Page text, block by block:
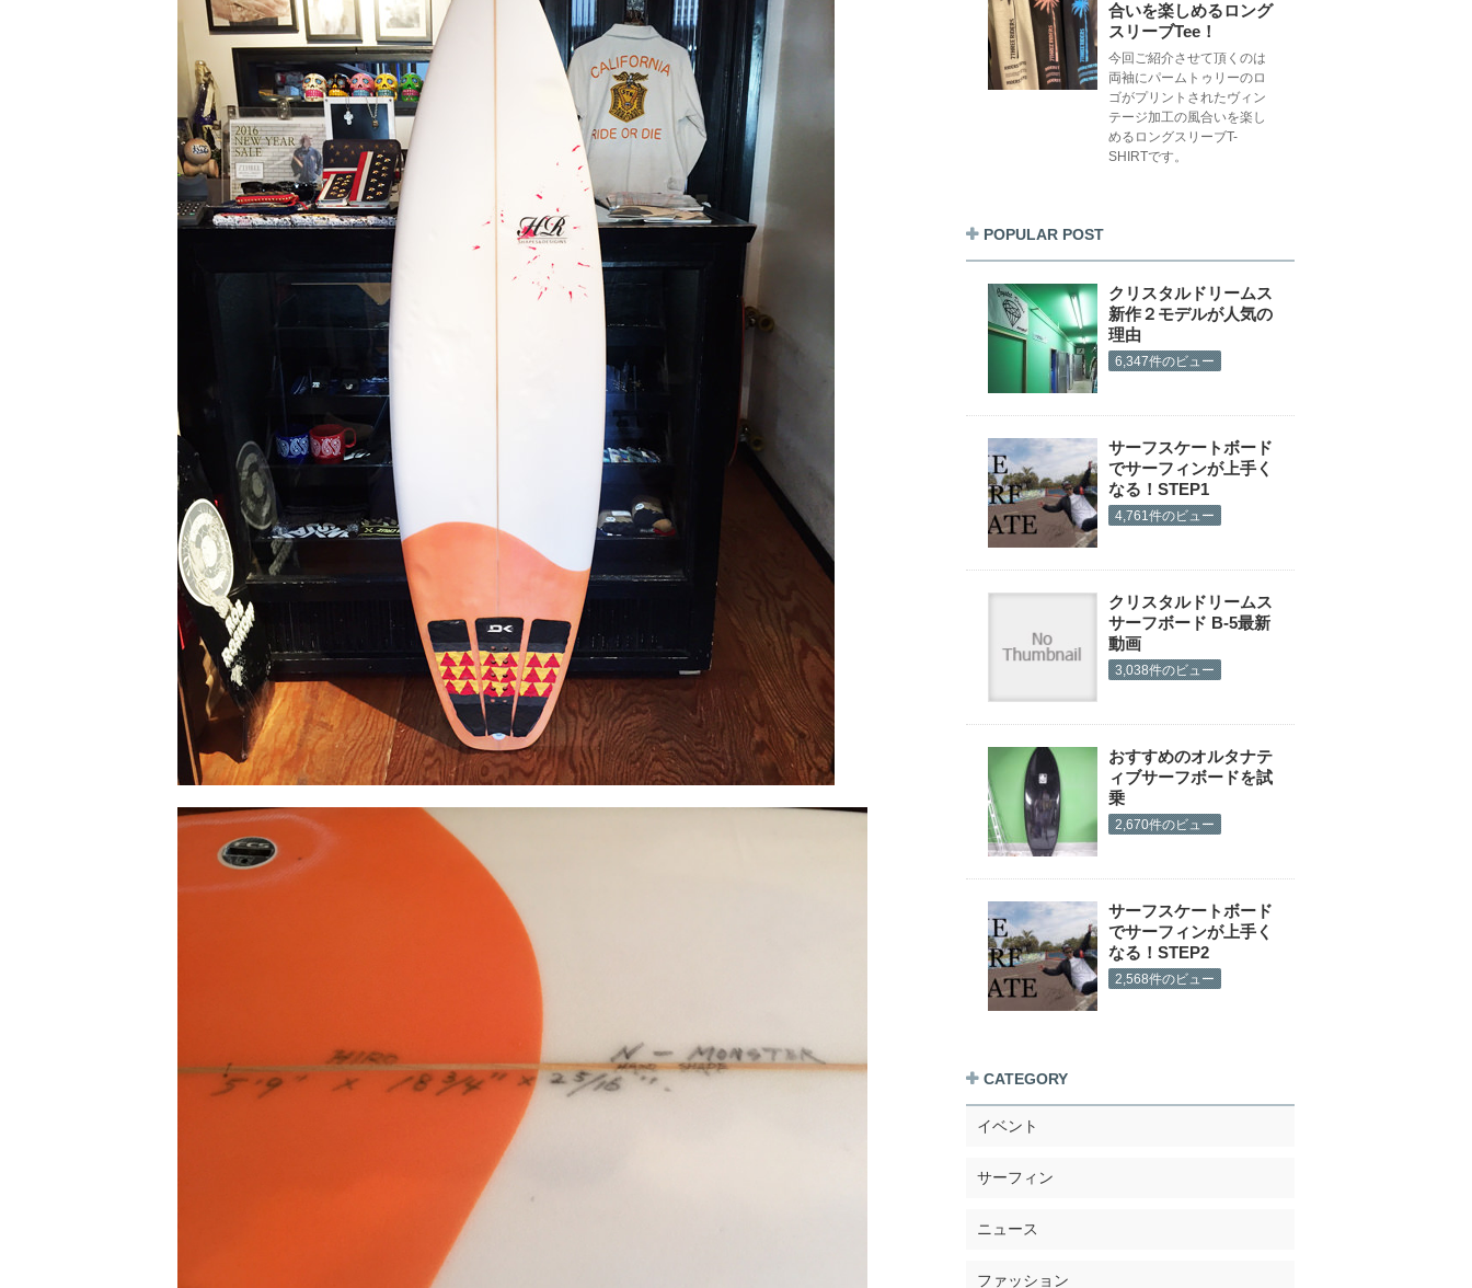
合いを楽しめるロング
スリーブTee！
今回ご紹介させて頂くのは
両袖にパームトゥリーのロ
ゴがプリントされたヴィン
テージ加工の風合いを楽し
めるロングスリーブT-
SHIRTです。
POPULAR POST
クリスタルドリームス
新作２モデルが人気の
理由
6,347件のビュー
サーフスケートボード
でサーフィンが上手く
なる！STEP1
4,761件のビュー
クリスタルドリームス
サーフボード B-5最新
動画
3,038件のビュー
おすすめのオルタナテ
ィブサーフボードを試
乗
2,670件のビュー
サーフスケートボード
でサーフィンが上手く
なる！STEP2
2,568件のビュー
CATEGORY
イベント
サーフィン
ニュース
ファッション